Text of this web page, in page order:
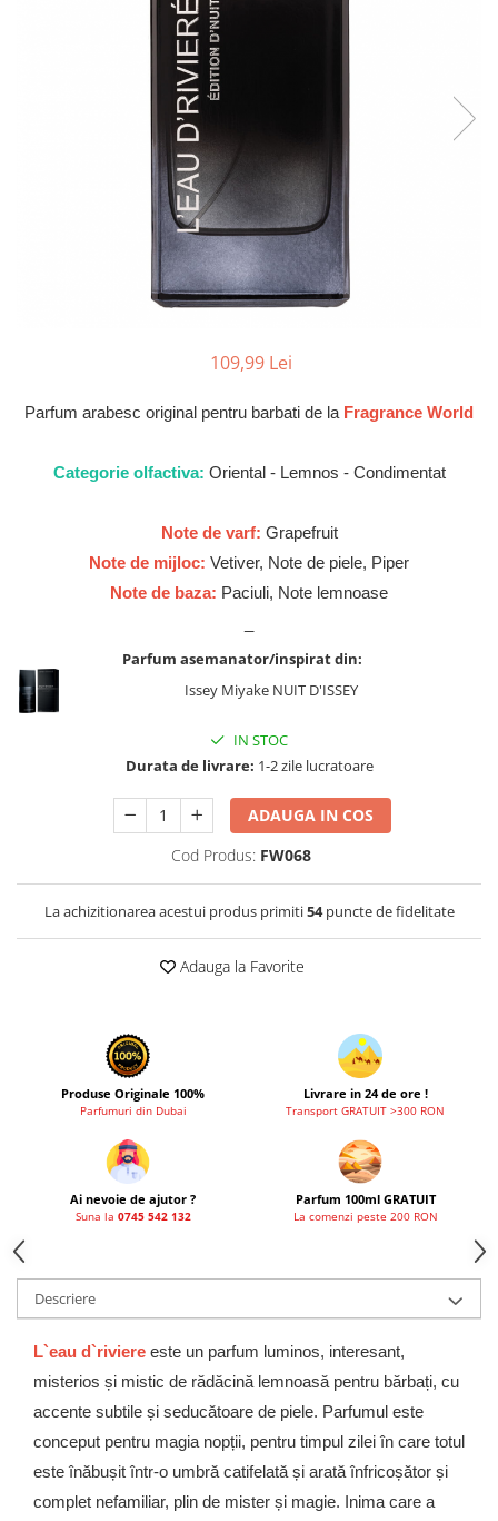
Riiffs
Wadi al Khaleej
109,99 Lei
Parfum arabesc original pentru barbati de la Fragrance World
Categorie olfactiva: Oriental - Lemnos - Condimentat
Note de varf: Grapefruit
Note de mijloc: Vetiver, Note de piele, Piper
Note de baza: Paciuli, Note lemnoase
Parfum asemanator/inspirat din:
Issey Miyake NUIT D'ISSEY
IN STOC
Durata de livrare: 1-2 zile lucratoare
ADAUGA IN COS
Cod Produs: FW068
La achizitionarea acestui produs primiti54puncte de fidelitate
Adauga la Favorite
Produse Originale 100%
Parfumuri din Dubai
Livrare in 24 de ore !
Transport GRATUIT >300 RON
Ai nevoie de ajutor ?
Suna la 0745 542 132
Parfum 100ml GRATUIT
La comenzi peste 200 RON
Descriere
L`eau d`riviere este un parfum luminos, interesant,
misterios și mistic de rădăcină lemnoasă pentru bărbați, cu
accente subtile și seducătoare de piele. Parfumul este
conceput pentru magia nopții, pentru timpul zilei în care totul
este înăbușit într-o umbră catifelată și arată înfricoșător și
complet nefamiliar, plin de mister și magie. Inima care a